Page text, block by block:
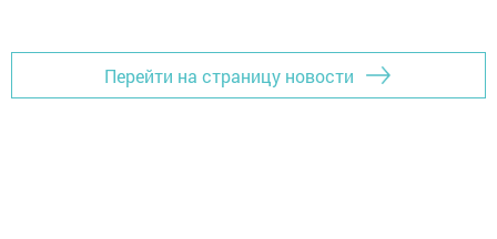
Перейти на страницу новости